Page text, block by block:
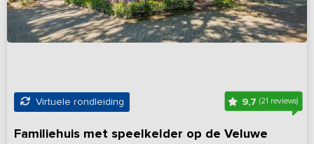
Virtuele rondleiding 9,7(21 reviews)
Familiehuis met speelkelder op de Veluwe